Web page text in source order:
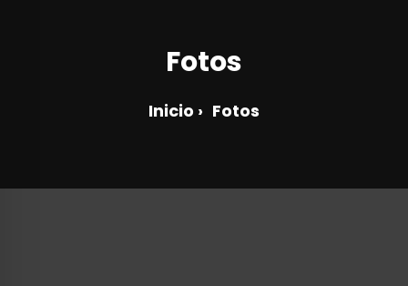
Fotos
Inicio › Fotos